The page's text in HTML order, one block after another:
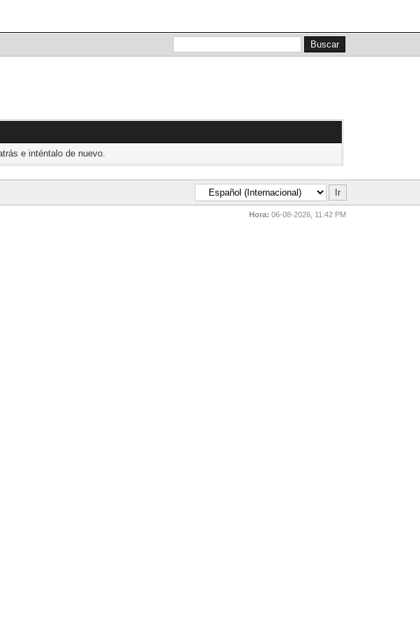
e inténtalo de nuevo.
Hora: 06-08-2026, 11:42 PM